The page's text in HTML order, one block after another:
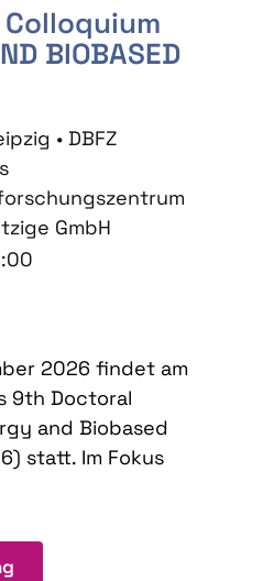
BIOBASED
• DBFZ
GmbH
2026 findet am
9th Doctoral
and Biobased
statt. Im Fokus